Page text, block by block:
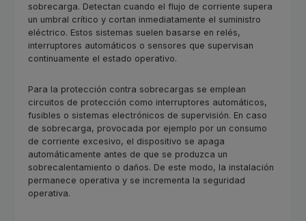
sobrecarga. Detectan cuando el flujo de corriente supera
un umbral crítico y cortan inmediatamente el suministro
eléctrico. Estos sistemas suelen basarse en relés,
interruptores automáticos o sensores que supervisan
continuamente el estado operativo.
Para la protección contra sobrecargas se emplean
circuitos de protección como interruptores automáticos,
fusibles o sistemas electrónicos de supervisión. En caso
de sobrecarga, provocada por ejemplo por un consumo
de corriente excesivo, el dispositivo se apaga
automáticamente antes de que se produzca un
sobrecalentamiento o daños. De este modo, la instalación
permanece operativa y se incrementa la seguridad
operativa.